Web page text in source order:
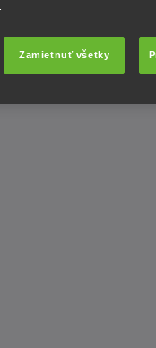
Zamietnuť všetky